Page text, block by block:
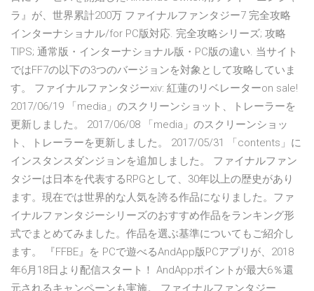
ラ』が、世界累計200万 ファイナルファンタジー7 完全攻略
インターナショナル/for PC版対応. 完全攻略シリーズ; 攻略
TIPS; 通常版・インターナショナル版・PC版の違い. 当サイト
ではFF7の以下の3つのバージョンを対象として攻略していま
す。 ファイナルファンタジーxiv: 紅蓮のリベレーターon sale!
2017/06/19 「media」のスクリーンショット、トレーラーを
更新しました。 2017/06/08 「media」のスクリーンショッ
ト、トレーラーを更新しました。 2017/05/31 「contents」に
インスタンスダンジョンを追加しました。 ファイナルファン
タジーは日本を代表するRPGとして、30年以上の歴史があり
ます。現在では世界的な人気を誇る作品になりました。ファ
イナルファンタジーシリーズのおすすめ作品をランキング形
式でまとめてみました。作品を選ぶ基準についてもご紹介し
ます。 『FFBE』を PCで遊べるAndApp版PCアプリが、2018
年6月18日より配信スタート！ AndAppポイントが最大6％還